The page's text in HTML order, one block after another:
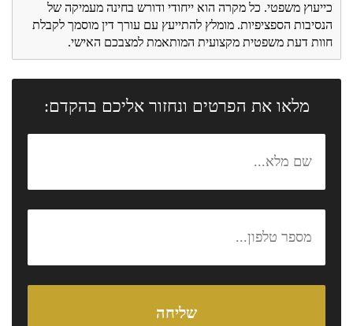
כייעוץ משפטי. כל מקרה הוא ייחודי ודורש בחינה מעמיקה של
הנסיבות הספציפיות. מומלץ להתייעץ עם עורך דין מוסמך לקבלת
חוות דעת משפטית מקצועית המותאמת למצבכם האישי.
מלאו את הפרטים ונחזור אליכם בהקדם: